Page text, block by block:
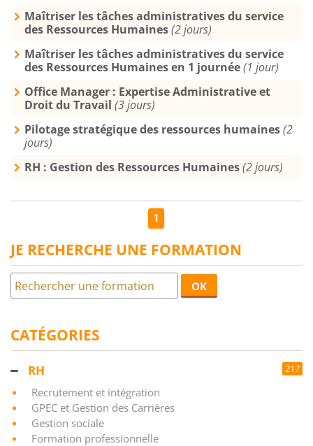
Maîtriser les tâches administratives du service
des Ressources Humaines(2 jours)
Maîtriser les tâches administratives du service
des Ressources Humaines en 1 journée(1 jour)
Office Manager : Expertise Administrative et
Droit du Travail (3 jours)
Pilotage stratégique des ressources humaines(2
jours)
RH : Gestion des Ressources Humaines(2 jours)
1
JE RECHERCHE UNE FORMATION
OK
CATÉGORIES
RH 217
Recrutement et intégration
GPEC et Gestion des Carrières
Gestion sociale
Formation professionnelle